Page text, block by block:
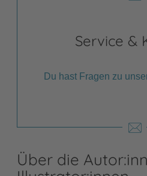
Service &
Du hast Fragen zu
Über die